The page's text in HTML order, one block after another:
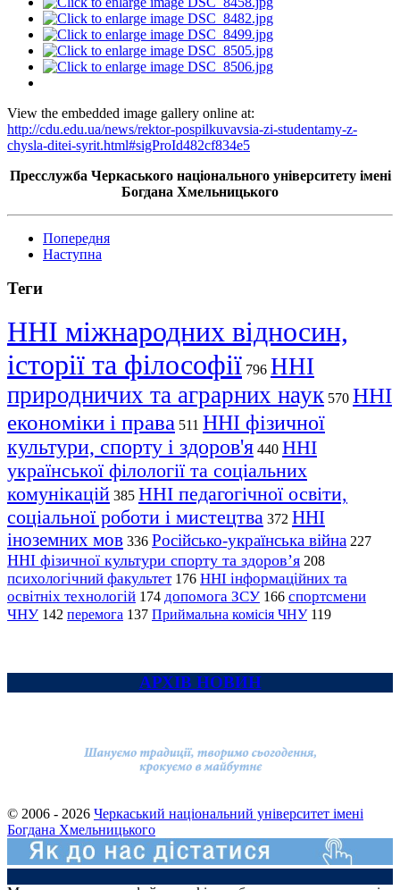
View the embedded image gallery online at:
http://cdu.edu.ua/news/rektor-pospilkuvavsia-zi-studentamy-z-
chysla-ditei-syrit.html#sigProId482cf834e5
Пресслужба Черкаського національного університету імені
Богдана Хмельницького
Попередня
Наступна
Теги
ННІ міжнародних відносин,
історії та філософії 796 ННІ
природничих та аграрних наук 570 ННІ
економіки і права 511 ННІ фізичної
культури, спорту і здоров'я 440 ННІ
української філології та соціальних
комунікацій 385 ННІ педагогічної освіти,
соціальної роботи і мистецтва 372 ННІ
іноземних мов 336 Російсько-українська війна 227
ННІ фізичної культури спорту та здоров’я 208
психологічний факультет 176 ННІ інформаційних та
освітніх технологій 174 допомога ЗСУ 166 спортсмени
ЧНУ 142 перемога 137 Приймальна комісія ЧНУ 119
АРХІВ НОВИН
© 2006 - 2026 Черкаський національний університет імені
Богдана Хмельницького